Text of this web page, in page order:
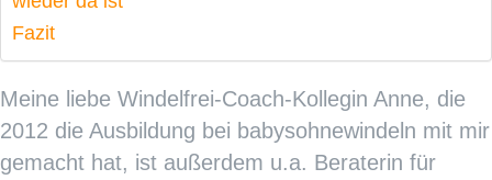
Fazit
Meine liebe Windelfrei-Coach-Kollegin Anne, die
2012 die Ausbildung bei babysohnewindeln mit mir
gemacht hat, ist außerdem u.a. Beraterin für